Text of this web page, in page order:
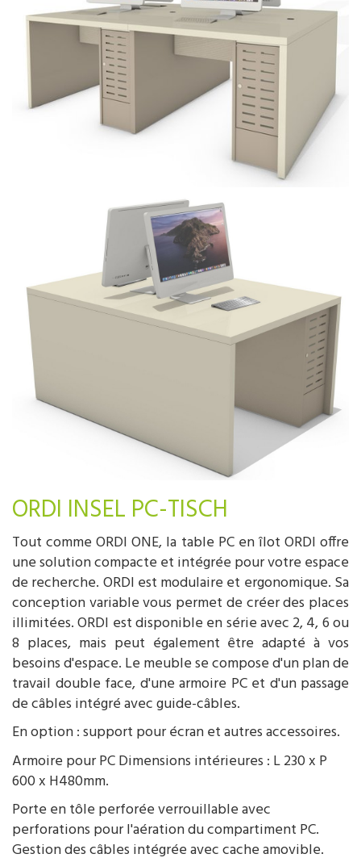
ORDI INSEL PC-TISCH
Tout comme ORDI ONE, la table PC en îlot ORDI offre
une solution compacte et intégrée pour votre espace
de recherche. ORDI est modulaire et ergonomique. Sa
conception variable vous permet de créer des places
illimitées. ORDI est disponible en série avec 2, 4, 6 ou
8 places, mais peut également être adapté à vos
besoins d'espace. Le meuble se compose d'un plan de
travail double face, d'une armoire PC et d'un passage
de câbles intégré avec guide-câbles.
En option : support pour écran et autres accessoires.
Armoire pour PC Dimensions intérieures : L 230 x P
600 x H480mm.
Porte en tôle perforée verrouillable avec
perforations pour l'aération du compartiment PC.
Gestion des câbles intégrée avec cache amovible.